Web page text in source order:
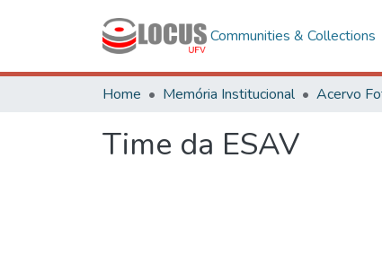
Communities & Collections
Home Memória Institucional
Time da ESAV